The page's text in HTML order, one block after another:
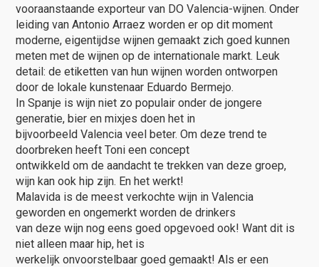
vooraanstaande exporteur van DO Valencia-wijnen. Onder
leiding van Antonio Arraez worden er op dit moment
moderne, eigentijdse wijnen gemaakt zich goed kunnen
meten met de wijnen op de internationale markt. Leuk
detail: de etiketten van hun wijnen worden ontworpen
door de lokale kunstenaar Eduardo Bermejo.
In Spanje is wijn niet zo populair onder de jongere
generatie, bier en mixjes doen het in
bijvoorbeeld Valencia veel beter. Om deze trend te
doorbreken heeft Toni een concept
ontwikkeld om de aandacht te trekken van deze groep,
wijn kan ook hip zijn. En het werkt!
Malavida is de meest verkochte wijn in Valencia
geworden en ongemerkt worden de drinkers
van deze wijn nog eens goed opgevoed ook! Want dit is
niet alleen maar hip, het is
werkelijk onvoorstelbaar goed gemaakt! Als er een